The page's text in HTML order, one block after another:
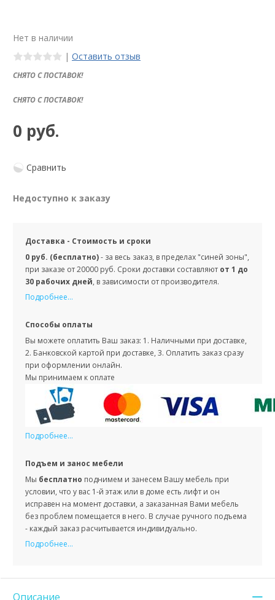
Нет в наличии
| Оставить отзыв
СНЯТО С ПОСТАВОК!
СНЯТО С ПОСТАВОК!
0 руб.
Сравнить
Недоступно к заказу
Доставка - Стоимость и сроки
0 руб. (бесплатно)- за весь заказ, в пределах "синей зоны",
при заказе от 20000 руб. Сроки доставки составляют от 1 до
30 рабочих дней, в зависимости от производителя.
Подробнее...
Способы оплаты
Вы можете оплатить Ваш заказ: 1. Наличными при доставке,
2. Банковской картой при доставке, 3. Оплатить заказ сразу
при оформлении онлайн.
Мы принимаем к оплате
Подробнее...
Подъем и занос мебели
Мы бесплатно поднимем и занесем Вашу мебель при
условии, что у вас 1-й этаж или в доме есть лифт и он
исправен на момент доставки, а заказанная Вами мебель
без проблем помещается в него. В случае ручного подъема
- каждый заказ расчитывается индивидуально.
Подробнее...
Описание